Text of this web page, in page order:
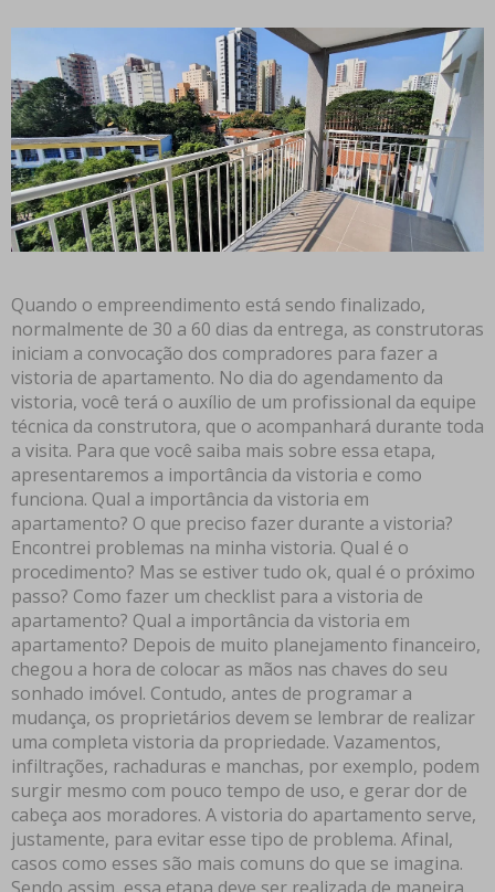
Quando o empreendimento está sendo finalizado,
normalmente de 30 a 60 dias da entrega, as construtoras
iniciam a convocação dos compradores para fazer a
vistoria de apartamento. No dia do agendamento da
vistoria, você terá o auxílio de um profissional da equipe
técnica da construtora, que o acompanhará durante toda
a visita. Para que você saiba mais sobre essa etapa,
apresentaremos a importância da vistoria e como
funciona. Qual a importância da vistoria em
apartamento? O que preciso fazer durante a vistoria?
Encontrei problemas na minha vistoria. Qual é o
procedimento? Mas se estiver tudo ok, qual é o próximo
passo? Como fazer um checklist para a vistoria de
apartamento? Qual a importância da vistoria em
apartamento? Depois de muito planejamento financeiro,
chegou a hora de colocar as mãos nas chaves do seu
sonhado imóvel. Contudo, antes de programar a
mudança, os proprietários devem se lembrar de realizar
uma completa vistoria da propriedade. Vazamentos,
infiltrações, rachaduras e manchas, por exemplo, podem
surgir mesmo com pouco tempo de uso, e gerar dor de
cabeça aos moradores. A vistoria do apartamento serve,
justamente, para evitar esse tipo de problema. Afinal,
casos como esses são mais comuns do que se imagina.